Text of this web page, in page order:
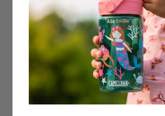
BLITT THRIVE-SERIEN!
Hos oss i camelbak har vi samlet to
av våre mest populære flaskeserier
under én tydelig plattform: Thrive-
serien. Det betyr at Eddy+ og Chute
Mag nå videreføres i et mer helhetlig
og oppdatert sortiment – med
samme funksjonelle DNA, men i en